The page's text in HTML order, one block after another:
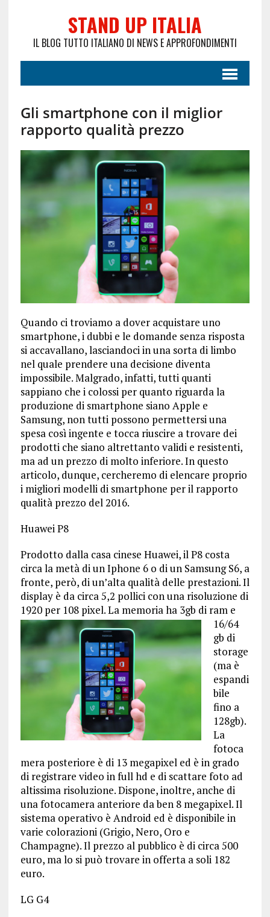
STAND UP ITALIA
IL BLOG TUTTO ITALIANO DI NEWS E APPROFONDIMENTI
Gli smartphone con il miglior
rapporto qualità prezzo
Quando ci troviamo a dover acquistare uno
smartphone, i dubbi e le domande senza risposta
si accavallano, lasciandoci in una sorta di limbo
nel quale prendere una decisione diventa
impossibile. Malgrado, infatti, tutti quanti
sappiano che i colossi per quanto riguarda la
produzione di smartphone siano Apple e
Samsung, non tutti possono permettersi una
spesa così ingente e tocca riuscire a trovare dei
prodotti che siano altrettanto validi e resistenti,
ma ad un prezzo di molto inferiore. In questo
articolo, dunque, cercheremo di elencare proprio
i migliori modelli di smartphone per il rapporto
qualità prezzo del 2016.
Huawei P8
Prodotto dalla casa cinese Huawei, il P8 costa
circa la metà di un Iphone 6 o di un Samsung S6, a
fronte, però, di un’alta qualità delle prestazioni. Il
display è da circa 5,2 pollici con una risoluzione di
1920 per 108 pixel. La memoria ha 3gb di ram e
16/64
gb di
storage
(ma è
espandi
bile
fino a
128gb).
La
fotoca
mera posteriore è di 13 megapixel ed è in grado
di registrare video in full hd e di scattare foto ad
altissima risoluzione. Dispone, inoltre, anche di
una fotocamera anteriore da ben 8 megapixel. Il
sistema operativo è Android ed è disponibile in
varie colorazioni (Grigio, Nero, Oro e
Champagne). Il prezzo al pubblico è di circa 500
euro, ma lo si può trovare in offerta a soli 182
euro.
LG G4